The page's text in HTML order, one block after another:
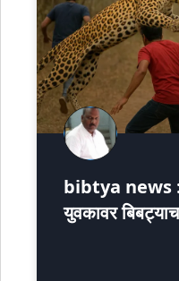
bibtya news :
युवकावर